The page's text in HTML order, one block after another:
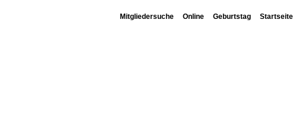
Mitgliedersuche Online Geburtstag Startseite